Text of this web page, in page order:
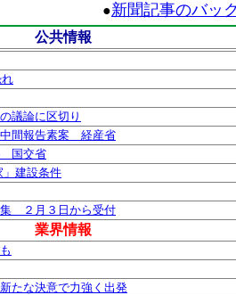
●新聞記事のバッ
公共情報
議論に区切り
間報告素案 経産省
国交省
建設条件
２月３日から受付
業界情報
たな決意で力強く出発